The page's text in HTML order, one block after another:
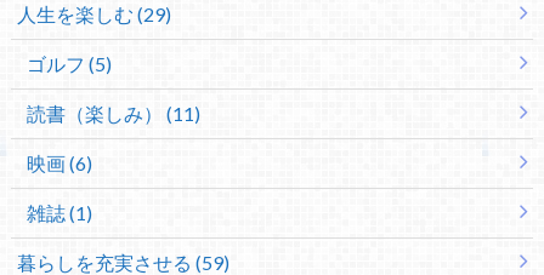
人生を楽しむ (29)
ゴルフ (5)
読書（楽しみ） (11)
映画 (6)
雑誌 (1)
暮らしを充実させる (59)